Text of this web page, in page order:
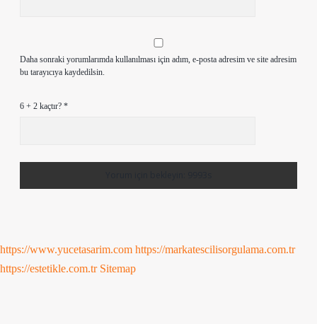
Daha sonraki yorumlarımda kullanılması için adım, e-posta adresim ve site adresim
bu tarayıcıya kaydedilsin.
6 + 2 kaçtır? *
https://www.yucetasarim.com https://markatescilisorgulama.com.tr
https://estetikle.com.tr Sitemap